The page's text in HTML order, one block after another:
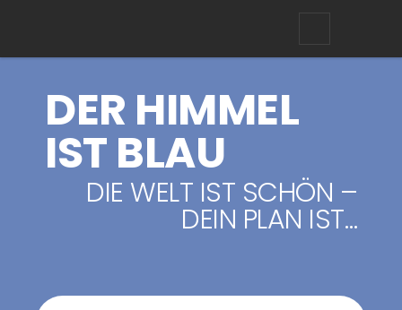
DER HIMMEL
IST BLAU
DIE WELT IST SCHÖN –
DEIN PLAN IST…